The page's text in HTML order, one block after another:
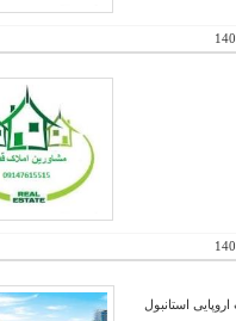
استانبول